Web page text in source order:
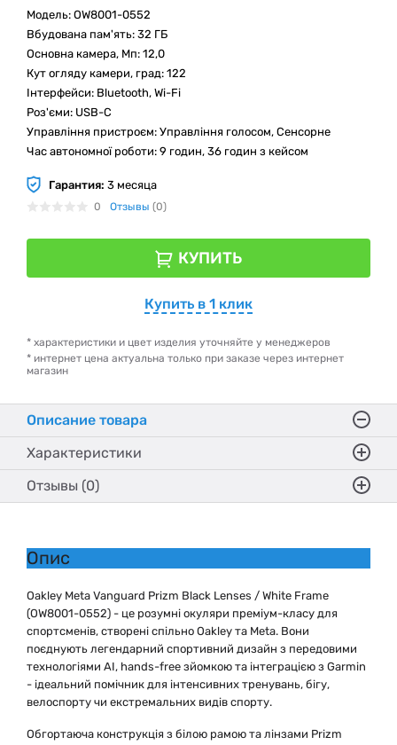
Модель: OW8001-0552
Вбудована пам'ять: 32 ГБ
Основна камера, Мп: 12,0
Кут огляду камери, град: 122
Інтерфейси: Bluetooth, Wi-Fi
Роз'єми: USB-C
Управління пристроєм: Управління голосом, Сенсорне
Час автономної роботи: 9 годин, 36 годин з кейсом
Гарантия: 3 месяца
0 Отзывы (0)
КУПИТЬ
Купить в 1 клик
* характеристики и цвет изделия уточняйте у менеджеров
* интернет цена актуальна только при заказе через интернет
магазин
Описание товара
Характеристики
Отзывы (0)
Опис
Oakley Meta Vanguard Prizm Black Lenses / White Frame
(OW8001-0552) - це розумні окуляри преміум-класу для
спортсменів, створені спільно Oakley та Meta. Вони
поєднують легендарний спортивний дизайн з передовими
технологіями AI, hands-free зйомкою та інтеграцією з Garmin
- ідеальний помічник для інтенсивних тренувань, бігу,
велоспорту чи екстремальних видів спорту.
Обгортаюча конструкція з білою рамою та лінзами Prizm